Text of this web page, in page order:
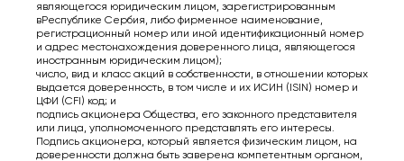
являющегося юридическим лицом, зарегистрированным
вРеспублике Сербия, либо фирменное наименование,
регистрационный номер или иной идентификационный номер
и адрес местонахождения доверенного лица, являющегося
иностранным юридическим лицом);
число, вид и класс акций в собственности, в отношении которых
выдается доверенность, в том числе и их ИСИН (ISIN) номер и
ЦФИ (CFI) код; и
подпись акционера Общества, его законного представителя
или лица, уполномоченного представлять его интересы.
Подпись акционера, который является физическим лицом, на
доверенности должна быть заверена компетентным органом,